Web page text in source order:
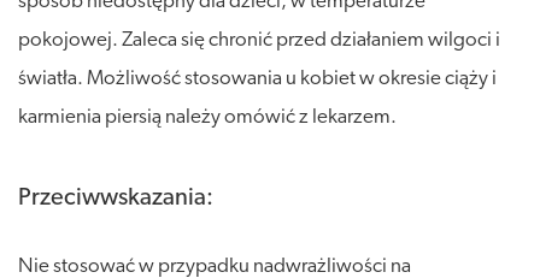
pokojowej. Zaleca się chronić przed działaniem wilgoci i
światła. Możliwość stosowania u kobiet w okresie ciąży i
karmienia piersią należy omówić z lekarzem.
Przeciwwskazania:
Nie stosować w przypadku nadwrażliwości na